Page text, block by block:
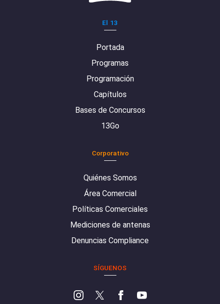
El 13
Portada
Programas
Programación
Capítulos
Bases de Concursos
13Go
Corporativo
Quiénes Somos
Área Comercial
Políticas Comerciales
Mediciones de antenas
Denuncias Compliance
SÍGUENOS